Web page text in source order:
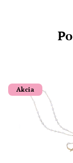
Akcia